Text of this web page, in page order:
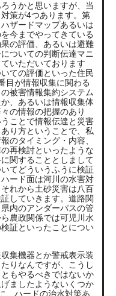
うかと思いますが、当
策が4つあります。第
ザードマップあるいは
今までやってきている
の評価、あるいは避難
ついての判断伝達マニ
いただいております
ての評価といった住民
目が情報収集に関わる
被害情報集約システム
、あるいは情報収集体
の情報の把握のあり
ことで情報伝達と災害
り方ということで、私
のタイミング・内容、
再検討といったような
関することとしまして
てどういうふうに検証
ード面は河川の水害対
れから土砂災害は八百
していきます。道路関
内のアンダーパスの管
農政関係では可児川水
証といったことについ
集機器とか警戒表示装
りなんですが、こうし
もやるべきではないか
ましたようないくつか
、ハードの治水対策あ